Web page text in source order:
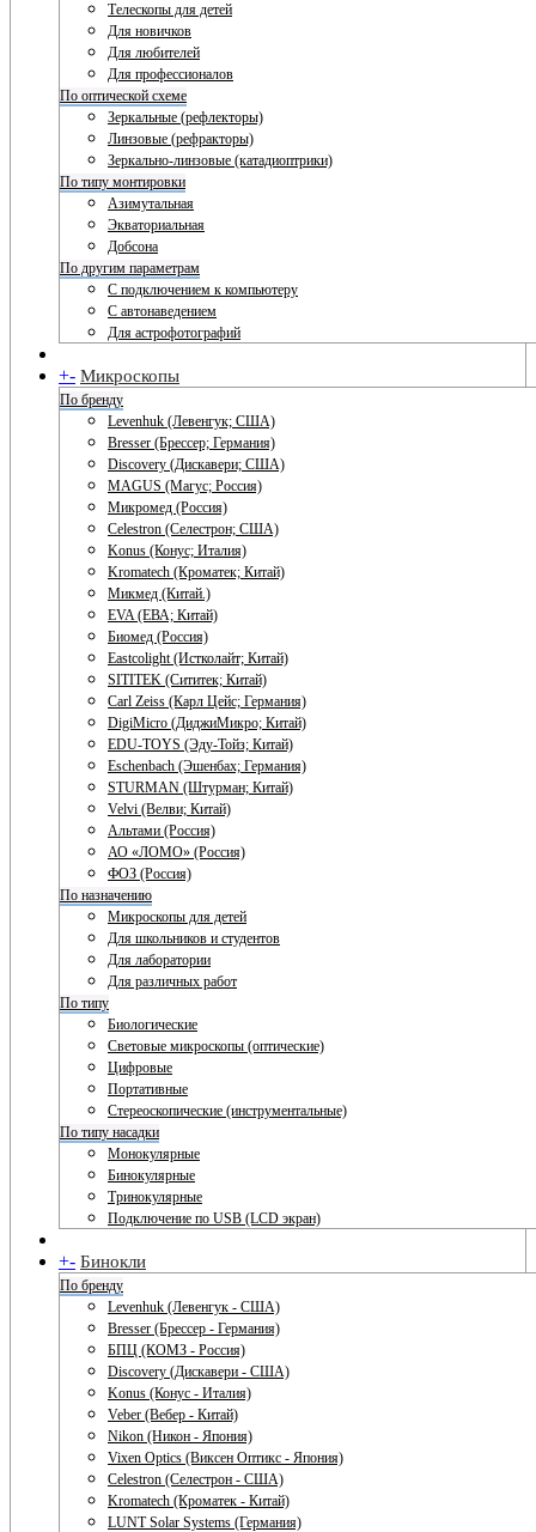
Телескопы для детей
Для новичков
Для любителей
Для профессионалов
По оптической схеме
Зеркальные (рефлекторы)
Линзовые (рефракторы)
Зеркально-линзовые (катадиоптрики)
По типу монтировки
Азимутальная
Экваториальная
Добсона
По другим параметрам
С подключением к компьютеру
С автонаведением
Для астрофотографий
+- Микроскопы
По бренду
Levenhuk (Левенгук; США)
Bresser (Брессер; Германия)
Discovery (Дискавери; США)
MAGUS (Магус; Россия)
Микромед (Россия)
Celestron (Селестрон; США)
Konus (Конус; Италия)
Kromatech (Кроматек; Китай)
Микмед (Китай.)
EVA (ЕВА; Китай)
Биомед (Россия)
Eastcolight (Истколайт; Китай)
SITITEK (Сититек; Китай)
Carl Zeiss (Карл Цейс; Германия)
DigiMicro (ДиджиМикро; Китай)
EDU-TOYS (Эду-Тойз; Китай)
Eschenbach (Эшенбах; Германия)
STURMAN (Штурман; Китай)
Velvi (Велви; Китай)
Альтами (Россия)
АО «ЛОМО» (Россия)
ФОЗ (Россия)
По назначению
Микроскопы для детей
Для школьников и студентов
Для лаборатории
Для различных работ
По типу
Биологические
Световые микроскопы (оптические)
Цифровые
Портативные
Стереоскопические (инструментальные)
По типу насадки
Монокулярные
Бинокулярные
Тринокулярные
Подключение по USB (LCD экран)
+- Бинокли
По бренду
Levenhuk (Левенгук - США)
Bresser (Брессер - Германия)
БПЦ (КОМЗ - Россия)
Discovery (Дискавери - США)
Konus (Конус - Италия)
Veber (Вебер - Китай)
Nikon (Никон - Япония)
Vixen Optics (Виксен Оптикс - Япония)
Celestron (Селестрон - США)
Kromatech (Кроматек - Китай)
LUNT Solar Systems (Германия)